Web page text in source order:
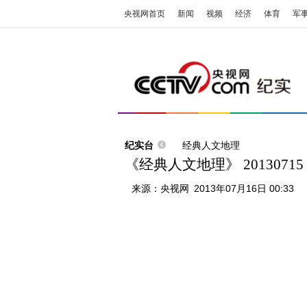
央视网首页 新闻 视频 经济 体育 军
纪实台 经典人文地理
《经典人文地理》
来源： 央视网 2013年07月16日 00:33